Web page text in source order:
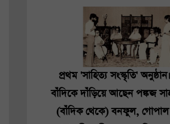
প্রথম 'সাহিত্য সংস্কৃতি'
বাঁদিকে দাঁড়িয়ে আছেন পঙ্কজ
(বাঁদিক থেকে) বনফুল, গোপাল